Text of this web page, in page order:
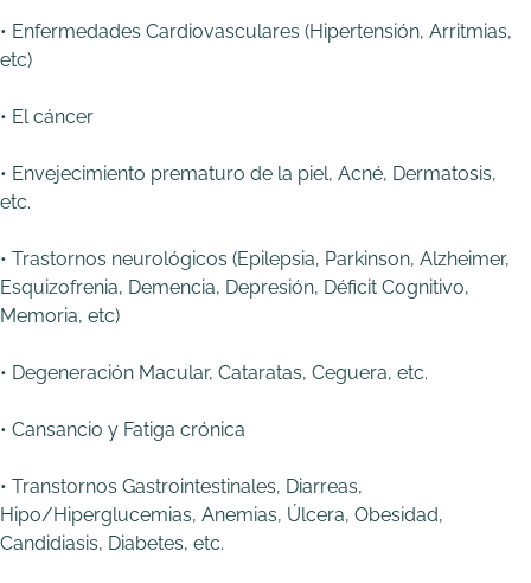
• Enfermedades Cardiovasculares (Hipertensión, Arritmias,
etc)
• El cáncer
• Envejecimiento prematuro de la piel, Acné, Dermatosis,
etc.
• Trastornos neurológicos (Epilepsia, Parkinson, Alzheimer,
Esquizofrenia, Demencia, Depresión, Déficit Cognitivo,
Memoria, etc)
• Degeneración Macular, Cataratas, Ceguera, etc.
• Cansancio y Fatiga crónica
• Transtornos Gastrointestinales, Diarreas,
Hipo/Hiperglucemias, Anemias, Úlcera, Obesidad,
Candidiasis, Diabetes, etc.